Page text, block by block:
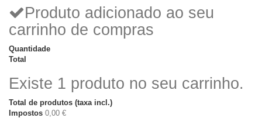
Produto adicionado ao seu
carrinho de compras
Quantidade
Total
Existe 1 produto no seu carrinho.
Total de produtos (taxa incl.)
Impostos 0,00 €